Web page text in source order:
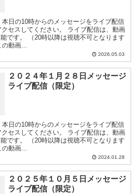
日の10時からのメッセージをライブ配信
セスしてください。 ライブ配信は、動画
です。 （20時以降は視聴不可となります
の動画...
2026.05.03
２０２４年１月２８日メッセージ
ライブ配信（限定）
日の10時からのメッセージをライブ配信
セスしてください。 ライブ配信は、動画
です。 （20時以降は視聴不可となります
の動画...
2024.01.28
２０２５年１０月５日メッセージ
ライブ配信（限定）